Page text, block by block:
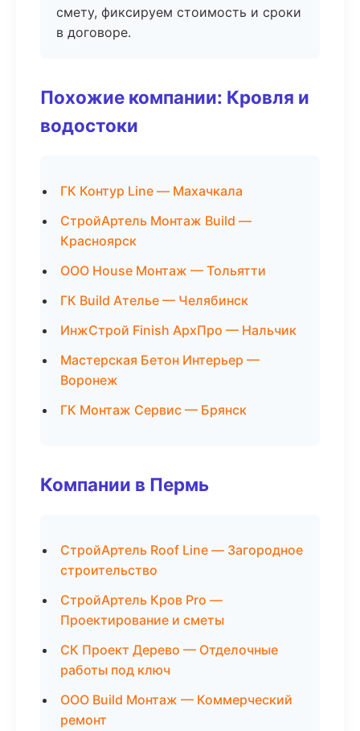
смету, фиксируем стоимость и сроки
в договоре.
Похожие компании: Кровля и
водостоки
ГК Контур Line — Махачкала
СтройАртель Монтаж Build —
Красноярск
ООО House Монтаж — Тольятти
ГК Build Ателье — Челябинск
ИнжСтрой Finish АрхПро — Нальчик
Мастерская Бетон Интерьер —
Воронеж
ГК Монтаж Сервис — Брянск
Компании в Пермь
СтройАртель Roof Line — Загородное
строительство
СтройАртель Кров Pro —
Проектирование и сметы
СК Проект Дерево — Отделочные
работы под ключ
ООО Build Монтаж — Коммерческий
ремонт